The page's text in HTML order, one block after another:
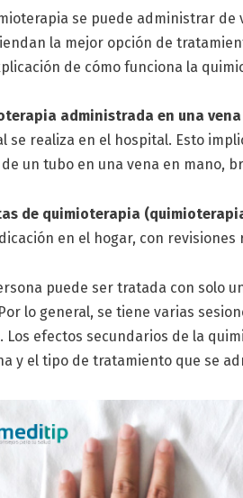
se puede administrar de
la mejor opción de
de cómo funciona la
administrada en una
se realiza en el hospital. Esto
un tubo en una vena en mano,
de quimioterapia
en el hogar, con
puede ser tratada con solo
lo general, se tiene varias
Los efectos secundarios de la
y el tipo de tratamiento que se